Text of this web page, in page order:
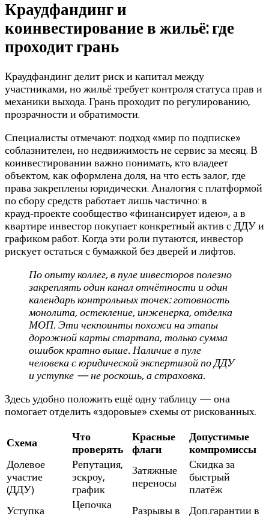
Краудфандинг и
коинвестирование в жильё: где
проходит грань
Краудфандинг делит риск и капитал между
участниками, но жильё требует контроля статуса прав и
механики выхода. Грань проходит по регулированию,
прозрачности и обратимости.
Специалисты отмечают: подход «мир по подписке»
соблазнителен, но недвижимость не сервис за месяц. В
коинвестировании важно понимать, кто владеет
объектом, как оформлена доля, на что есть залог, где
права закреплены юридически. Аналогия с платформой
по сбору средств работает лишь частично: в
крауд‑проекте сообщество «финансирует идею», а в
квартире инвестор покупает конкретный актив с ДДУ и
графиком работ. Когда эти роли путаются, инвестор
рискует остаться с бумажкой без дверей и лифтов.
По опыту коллег, в пуле инвесторов полезно
закреплять один канал отчётности и один
календарь контрольных точек: готовность
монолита, остекление, инженерка, отделка
МОП. Эти чекпоинты похожи на этапы
дорожной карты стартапа, только сумма
ошибок кратно выше. Наличие в пуле
человека с юридической экспертизой по ДДУ
и уступке — не роскошь, а страховка.
Здесь удобно положить ещё одну таблицу — она
помогает отделить «здоровые» схемы от рискованных.
Схема
Что
проверять
Красные
флаги
Допустимые
компромиссы
Долевое
участие
(ДДУ)
Репутация,
эскроу,
график
Затяжные
переносы
Скидка за
быстрый
платёж
Уступка
Цепочка
Разрывы в Доп.гарантии в